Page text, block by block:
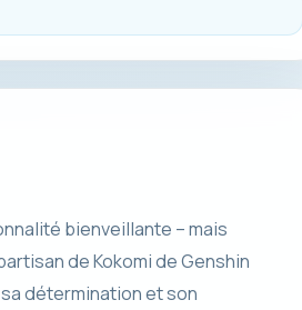
bienveillante – mais
de Kokomi de Genshin
détermination et son